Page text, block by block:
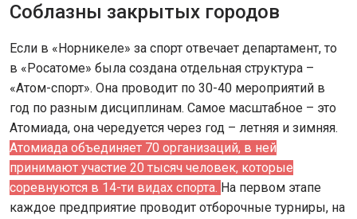
Соблазны закрытых городов
Если в «Норникеле» за спорт отвечает департамент, то
в «Росатоме» была создана отдельная структура –
«Атом-спорт». Она проводит по 30-40 мероприятий в
год по разным дисциплинам. Самое масштабное – это
Атомиада, она чередуется через год – летняя и зимняя.
Атомиада объединяет 70 организаций, в ней
принимают участие 20 тысяч человек, которые
соревнуются в 14-ти видах спорта. На первом этапе
каждое предприятие проводит отборочные турниры, на